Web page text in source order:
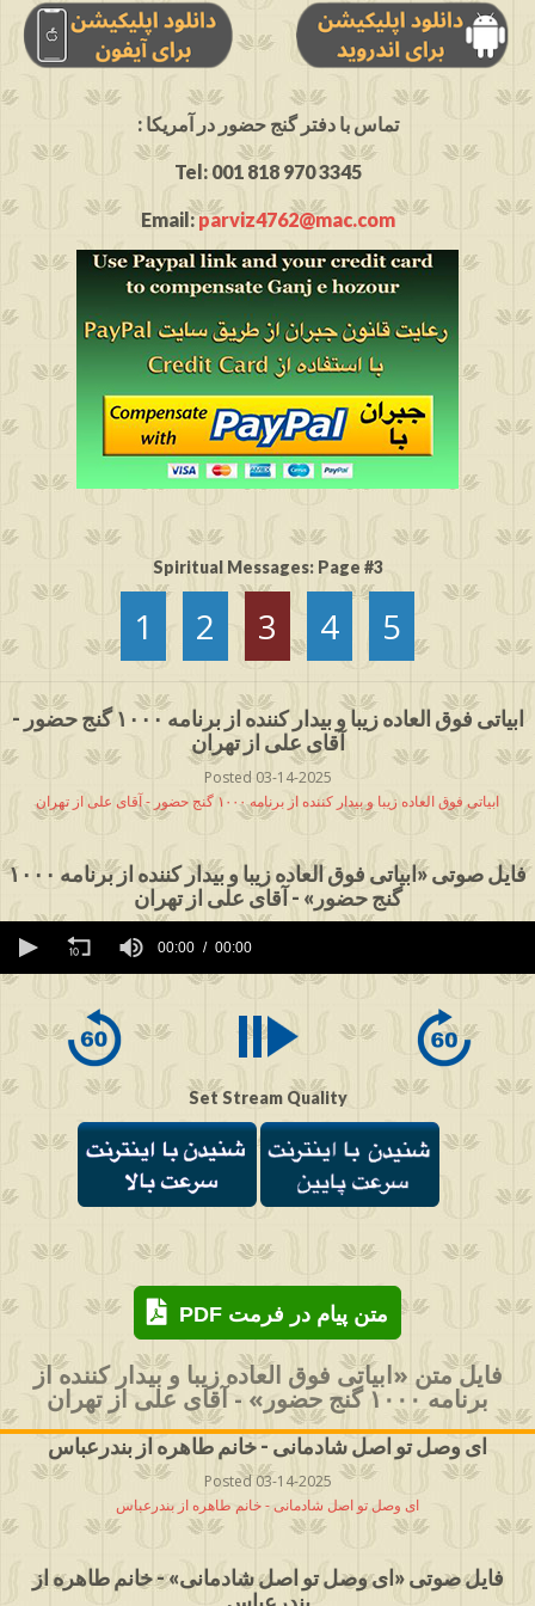
: تماس با دفتر گنج حضور در آمریکا
Tel: 001 818 970 3345
Email:parviz4762@mac.com
Spiritual Messages: Page #3
1 2 3 4 5
ابیاتی فوق العاده زیبا و بیدار کننده از برنامه ۱۰۰۰ گنج حضور -
آقای علی از تهران
Posted 03-14-2025
ابیاتی فوق العاده زیبا و بیدار کننده از برنامه ۱۰۰۰ گنج حضور - آقای علی از تهران
فایل صوتی «ابیاتی فوق العاده زیبا و بیدار کننده از برنامه ۱۰۰۰
گنج حضور» - آقای علی از تهران
seconds
0
00:00 00:00
Set Stream Quality
PDF متن پیام در فرمت
فایل متن «ابیاتی فوق العاده زیبا و بیدار کننده از
برنامه ۱۰۰۰ گنج حضور» - آقای علی از تهران
ای وصل تو اصل شادمانی - خانم طاهره از بندرعباس
Posted 03-14-2025
ای وصل تو اصل شادمانی - خانم طاهره از بندرعباس
فایل صوتی «ای وصل تو اصل شادمانی» - خانم طاهره از